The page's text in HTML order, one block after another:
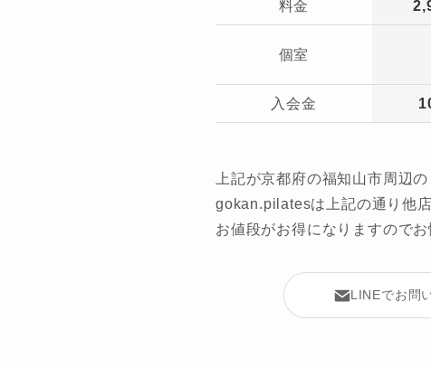
料金
個室
入会金
上記が京都府の福知山市周辺
gokan.pilatesは上記の通り他
お値段がお得になりますので
LINEでお問